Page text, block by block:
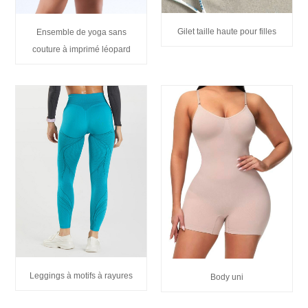
Ensemble de yoga sans
couture à imprimé léopard
Gilet taille haute pour filles
Leggings à motifs à rayures Body uni